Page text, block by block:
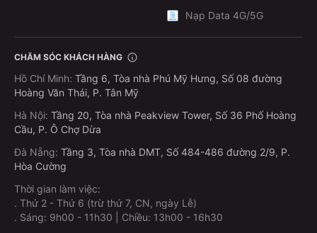
Nạp Data 4G/5G
CHĂM SÓC KHÁCH HÀNG
Hồ Chí Minh: Tầng 6, Tòa nhà Phú Mỹ Hưng, Số 08 đường
Hoàng Văn Thái, P. Tân Mỹ
Hà Nội: Tầng 20, Tòa nhà Peakview Tower, Số 36 Phố Hoàng
Cầu, P. Ô Chợ Dừa
Đà Nẵng: Tầng 3, Tòa nhà DMT, Số 484-486 đường 2/9, P.
Hòa Cường
Thời gian làm việc:
. Thứ 2 - Thứ 6 (trừ thứ 7, CN, ngày Lễ)
. Sáng: 9h00 - 11h30 | Chiều: 13h00 - 16h30